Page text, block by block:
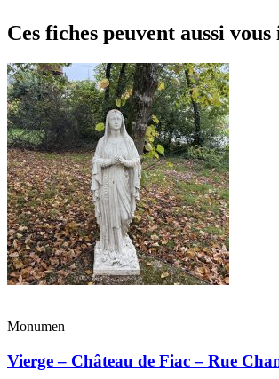
Ces fiches peuvent aussi
Monumen
Vierge – Château de Fiac – Rue